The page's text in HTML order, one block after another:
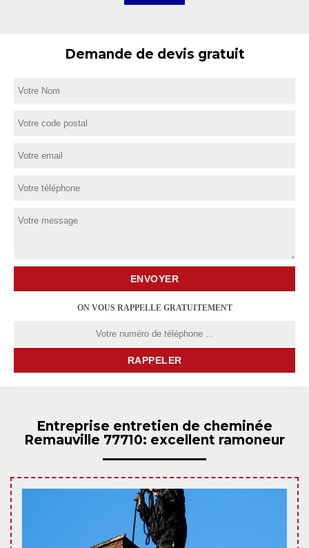
Demande de devis gratuit
ON VOUS RAPPELLE GRATUITEMENT
Entreprise entretien de cheminée
Remauville 77710: excellent ramoneur